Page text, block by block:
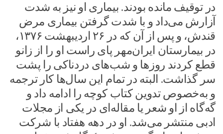
در توقیف مانده بودند. بیماری او نیز به شدت
آزارش می‌داد و با شدت گرفتن بیماری مرض
قندش، و پس از آن که در ۲۶ اردیبهشت ۱۳۷۶،
در بیمارستان ایران‌مهر پای راست او را از زانو
قطع کردند روزها و شب‌های دردناکی را پشت
سر گذاشت. البته در تمام این سال‌ها کار ترجمه
و به‌خصوص تدوین کتاب کوچه را ادامه داد و
گه‌گاه از او شعر یا مقاله‌ای در یکی از مجلات
ادبی منتشر می‌شد. او در دهه هفتاد با شرکت